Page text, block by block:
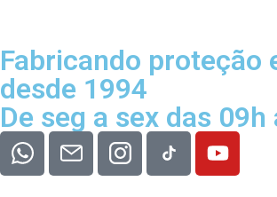
Fabricando proteção
desde 1994
De seg a sex das 09h